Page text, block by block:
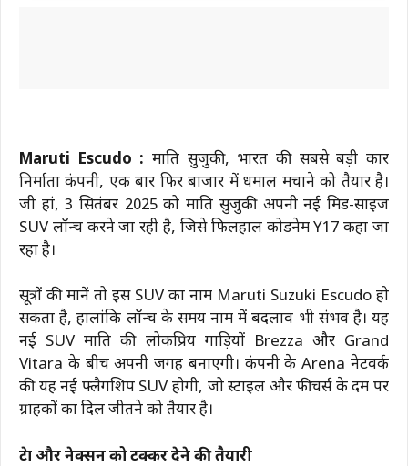
Maruti Escudo : मारुति सुजुकी, भारत की सबसे बड़ी कार
निर्माता कंपनी, एक बार फिर बाजार में धमाल मचाने को तैयार है।
जी हां, 3 सितंबर 2025 को मारुति सुजुकी अपनी नई मिड-साइज
SUV लॉन्च करने जा रही है, जिसे फिलहाल कोडनेम Y17 कहा जा
रहा है।
सूत्रों की मानें तो इस SUV का नाम Maruti Suzuki Escudo हो
सकता है, हालांकि लॉन्च के समय नाम में बदलाव भी संभव है। यह
नई SUV मारुति की लोकप्रिय गाड़ियों Brezza और Grand
Vitara के बीच अपनी जगह बनाएगी। कंपनी के Arena नेटवर्क
की यह नई फ्लैगशिप SUV होगी, जो स्टाइल और फीचर्स के दम पर
ग्राहकों का दिल जीतने को तैयार है।
क्रेटा और नेक्सन को टक्कर देने की तैयारी